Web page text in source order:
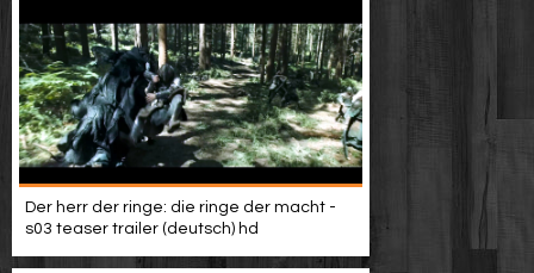
Der herr der ringe: die ringe der macht -
s03 teaser trailer (deutsch) hd